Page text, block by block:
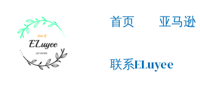
首页 亚马逊
联系ELuyee